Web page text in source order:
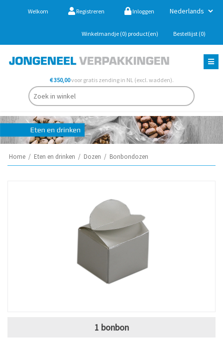
Welkom Registreren Inloggen
Winkelmandje (0) product(en) Bestellijst (0)
€ 350,00voor gratis zending in NL (excl. wadden).
Home / Eten en drinken / Dozen / Bonbondozen
1 bonbon